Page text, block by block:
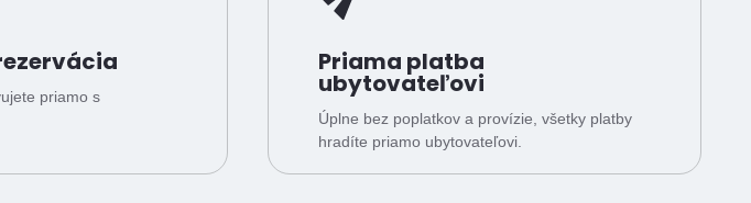
priamo s
Priama platba
ubytovateľovi
Úplne bez poplatkov a provízie, všetky platby
hradíte priamo ubytovateľovi.